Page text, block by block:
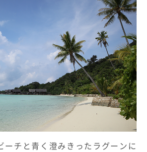
ーチと青く澄みきったラグーンに